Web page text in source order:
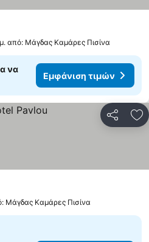
από: Μάγδας Καμάρες Πισίνα
να
Εμφάνιση τιμών
Μάγδας Καμάρες Πισίνα